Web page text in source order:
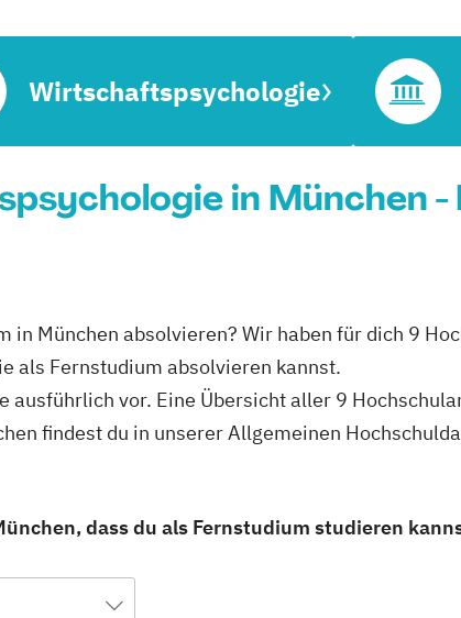
Wirtschaftspsychologie
in München -
München absolvieren? Wir haben für dich 9
als Fernstudium absolvieren kannst.
vor. Eine Übersicht aller 9
findest du in unserer Allgemeinen
dass du als Fernstudium studieren